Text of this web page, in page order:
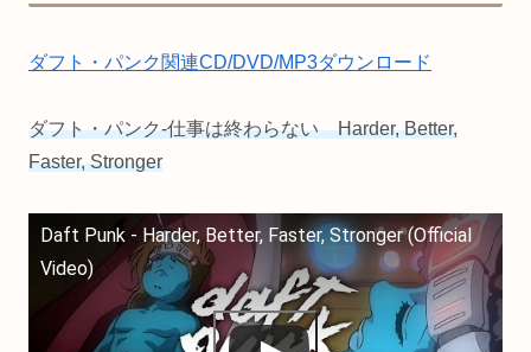
ダフト・パンク関連CD/DVD/MP3ダウンロード
ダフト・パンク-仕事は終わらない Harder, Better,
Faster, Stronger
Daft Punk - Harder, Better, Faster, Stronger (Official
Video)